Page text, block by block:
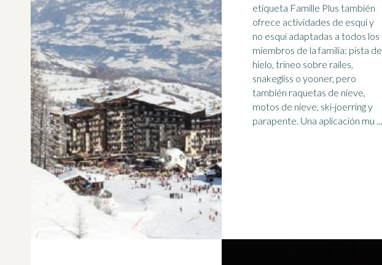
etiqueta Famille Plus también
ofrece actividades de esquí y
no esquí adaptadas a todos los
miembros de la familia: pista de
hielo, trineo sobre raíles,
snakegliss o yooner, pero
también raquetas de nieve,
motos de nieve, ski-joerring y
parapente. Una aplicación mu ...